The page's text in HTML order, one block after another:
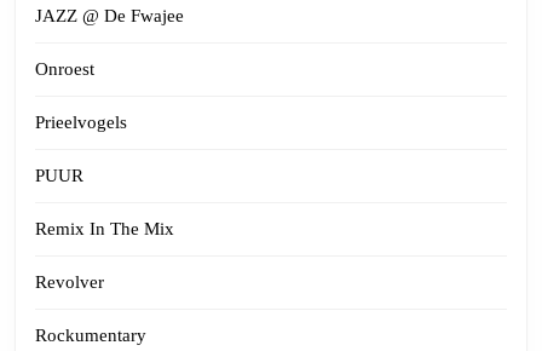
JAZZ @ De Fwajee
Onroest
Prieelvogels
PUUR
Remix In The Mix
Revolver
Rockumentary